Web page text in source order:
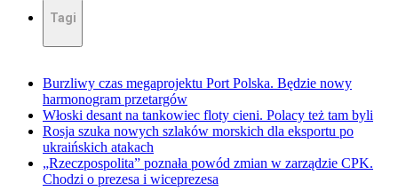
Tagi
Burzliwy czas megaprojektu Port Polska. Będzie nowy
harmonogram przetargów
Włoski desant na tankowiec floty cieni. Polacy też tam byli
Rosja szuka nowych szlaków morskich dla eksportu po
ukraińskich atakach
„Rzeczpospolita” poznała powód zmian w zarządzie CPK.
Chodzi o prezesa i wiceprezesa